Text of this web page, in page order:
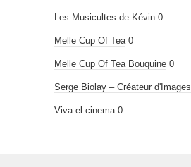
Les Musicultes de Kévin 0
Melle Cup Of Tea 0
Melle Cup Of Tea Bouquine 0
Serge Biolay – Créateur d'Images
Viva el cinema 0